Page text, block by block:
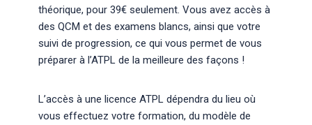
théorique, pour 39€ seulement. Vous avez accès à
des QCM et des examens blancs, ainsi que votre
suivi de progression, ce qui vous permet de vous
préparer à l’ATPL de la meilleure des façons !
L’accès à une licence ATPL dépendra du lieu où
vous effectuez votre formation, du modèle de